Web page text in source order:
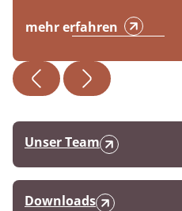
mehr erfahren
Unser Team
Downloads